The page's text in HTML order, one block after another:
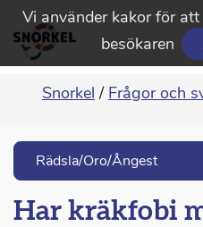
Vi använder kakor för
besökaren
Snorkel / Frågor och
Rädsla/Oro/Ångest
Har kräkfobi